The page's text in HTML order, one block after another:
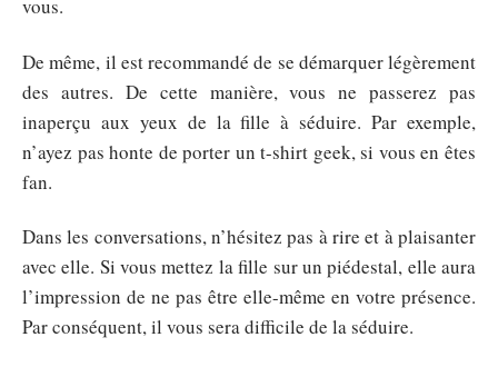
vous.
De même, il est recommandé de se démarquer légèrement
des autres. De cette manière, vous ne passerez pas
inaperçu aux yeux de la fille à séduire. Par exemple,
n’ayez pas honte de porter un t-shirt geek, si vous en êtes
fan.
Dans les conversations, n’hésitez pas à rire et à plaisanter
avec elle. Si vous mettez la fille sur un piédestal, elle aura
l’impression de ne pas être elle-même en votre présence.
Par conséquent, il vous sera difficile de la séduire.